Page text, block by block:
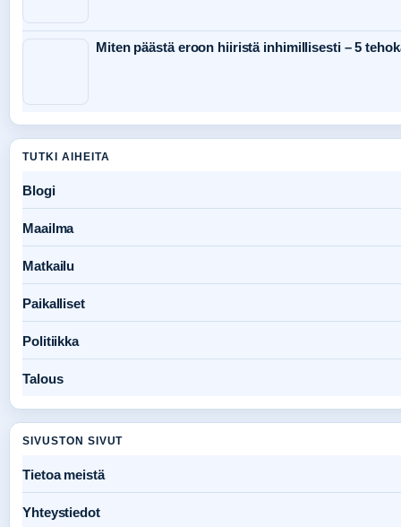
Miten päästä eroon hiiristä inhimillisesti – 5
TUTKI AIHEITA
Blogi
Maailma
Matkailu
Paikalliset
Politiikka
Talous
SIVUSTON SIVUT
Tietoa meistä
Yhteystiedot